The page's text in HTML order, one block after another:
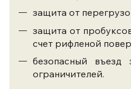
защита от
защита от
счет рифленой
безопасный въезд
ограничителей.